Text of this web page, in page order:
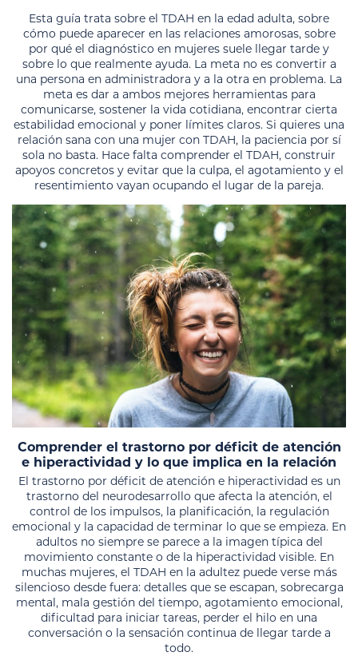
Esta guía trata sobre el TDAH en la edad adulta, sobre
cómo puede aparecer en las relaciones amorosas, sobre
por qué el diagnóstico en mujeres suele llegar tarde y
sobre lo que realmente ayuda. La meta no es convertir a
una persona en administradora y a la otra en problema. La
meta es dar a ambos mejores herramientas para
comunicarse, sostener la vida cotidiana, encontrar cierta
estabilidad emocional y poner límites claros. Si quieres una
relación sana con una mujer con TDAH, la paciencia por sí
sola no basta. Hace falta comprender el TDAH, construir
apoyos concretos y evitar que la culpa, el agotamiento y el
resentimiento vayan ocupando el lugar de la pareja.
Comprender el trastorno por déficit de atención
e hiperactividad y lo que implica en la relación
El trastorno por déficit de atención e hiperactividad es un
trastorno del neurodesarrollo que afecta la atención, el
control de los impulsos, la planificación, la regulación
emocional y la capacidad de terminar lo que se empieza. En
adultos no siempre se parece a la imagen típica del
movimiento constante o de la hiperactividad visible. En
muchas mujeres, el TDAH en la adultez puede verse más
silencioso desde fuera: detalles que se escapan, sobrecarga
mental, mala gestión del tiempo, agotamiento emocional,
dificultad para iniciar tareas, perder el hilo en una
conversación o la sensación continua de llegar tarde a
todo.